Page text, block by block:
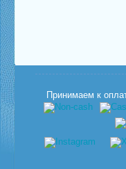
Принимаем к